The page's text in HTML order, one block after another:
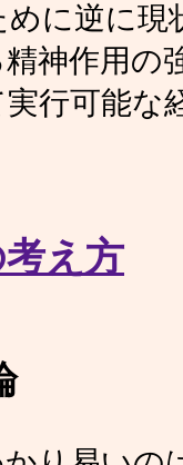
に逆に
神作用の
行可能な
え方